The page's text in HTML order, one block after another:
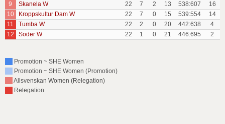
9
Skanela W 22 7 2 13 538:607
16
10
Kroppskultur Dam W 22 7 0 15 539:554
14
11
Tumba W 22 2 0 20 442:638
4
12
Soder W 22 1 0 21 446:695 2
Promotion ~ SHE Women
Promotion ~ SHE Women (Promotion)
Allsvenskan Women (Relegation)
Relegation